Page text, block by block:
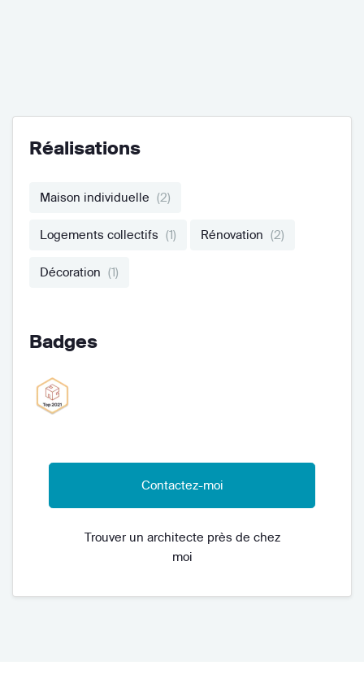
Réalisations
Maison individuelle (2)
Logements collectifs (1) Rénovation (2)
Décoration (1)
Badges
Contactez-moi
Trouver un architecte près de chez
moi